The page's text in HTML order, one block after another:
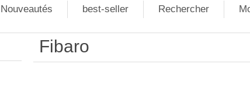
Nouveautés best-seller Rechercher
Fibaro